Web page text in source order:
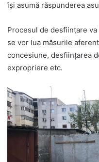
își asumă răspunderea
Procesul de desființare
se vor lua măsurile
concesiune, desființarea
expropriere etc.